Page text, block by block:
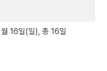
16일(일), 총 16일